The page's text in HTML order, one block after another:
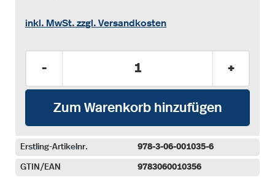
inkl. MwSt. zzgl. Versandkosten
- +
Zum Warenkorb hinzufügen
Erstling-Artikelnr. 978-3-06-001035-6
GTIN/EAN 9783060010356